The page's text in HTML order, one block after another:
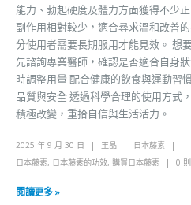
能力、勃起硬度及體力方面獲得不少
副作用相對較少，適合尋求溫和改善
分使用者需要長期服用才能見效。 想
先諮詢專業醫師，確認是否適合自身
時調整用量 配合健康的飲食與運動習
品質與安全 透過科學合理的使用方式
積極改變，重拾自信與生活活力。
2025 年 9 月 30 日 王晶
日本藤素
日本藤素, 日本藤素的功效, 購買日本藤素 0
閱讀更多 »